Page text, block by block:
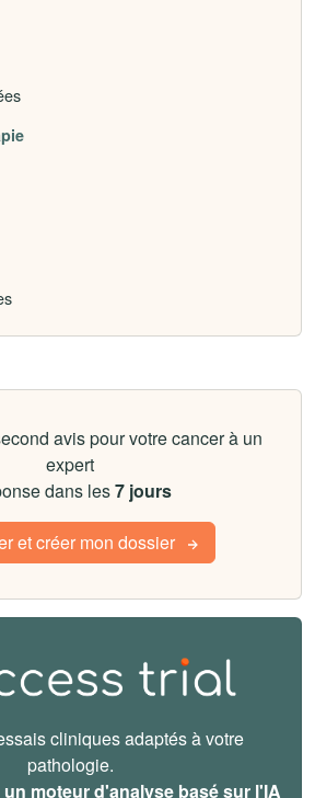
avis pour votre cancer à un
expert
dans les7 jours
et créer mon dossier
cliniques adaptés à votre
pathologie.
un moteur d'analyse basé sur l'IA